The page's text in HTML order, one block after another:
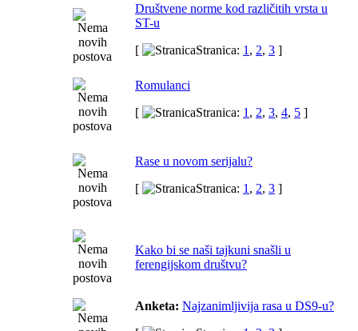
Društvene norme kod različitih vrsta u
ST-u
[
Stranica: 1 , 2, 3 ]
Romulanci
[
Stranica: 1 , 2, 3, 4, 5 ]
Rase u novom serijalu?
[
Stranica: 1 , 2, 3 ]
Kako bi se naši tajkuni snašli u
ferengijskom društvu?
Anketa: Najzanimljivija rasa u DS9-u?